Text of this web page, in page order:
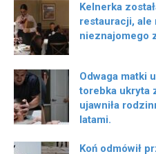
Kelnerka
restauracji, ale
nieznajomego
Odwaga matki
torebka ukryta
ujawniła
latami.
Koń odmówił